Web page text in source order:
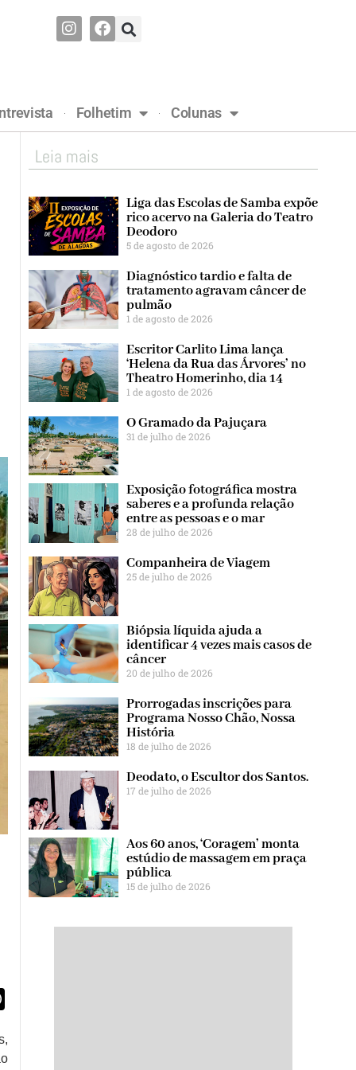
Folhetim Colunas
Leia mais
Liga das Escolas de Samba expõe
rico acervo na Galeria do Teatro
Deodoro
5 de agosto de 2026
Diagnóstico tardio e falta de
tratamento agravam câncer de
pulmão
1 de agosto de 2026
Escritor Carlito Lima lança
‘Helena da Rua das Árvores’ no
Theatro Homerinho, dia 14
1 de agosto de 2026
O Gramado da Pajuçara
31 de julho de 2026
Exposição fotográfica mostra
saberes e a profunda relação
entre as pessoas e o mar
28 de julho de 2026
Companheira de Viagem
25 de julho de 2026
Biópsia líquida ajuda a
identificar 4 vezes mais casos de
câncer
20 de julho de 2026
Prorrogadas inscrições para
Programa Nosso Chão, Nossa
História
18 de julho de 2026
Deodato, o Escultor dos Santos.
17 de julho de 2026
Aos 60 anos, ‘Coragem’ monta
estúdio de massagem em praça
pública
15 de julho de 2026